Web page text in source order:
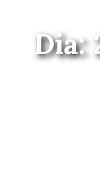
Dia: